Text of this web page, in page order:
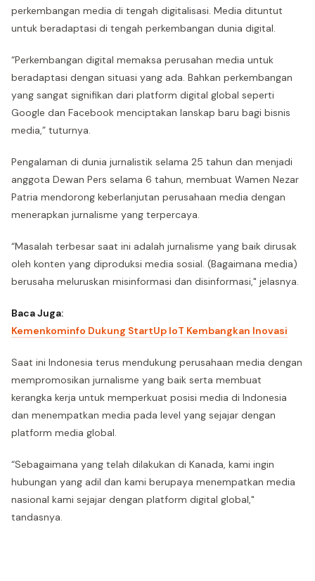
perkembangan media di tengah digitalisasi. Media dituntut
untuk beradaptasi di tengah perkembangan dunia digital.
“Perkembangan digital memaksa perusahan media untuk
beradaptasi dengan situasi yang ada. Bahkan perkembangan
yang sangat signifikan dari platform digital global seperti
Google dan Facebook menciptakan lanskap baru bagi bisnis
media,” tuturnya.
Pengalaman di dunia jurnalistik selama 25 tahun dan menjadi
anggota Dewan Pers selama 6 tahun, membuat Wamen Nezar
Patria mendorong keberlanjutan perusahaan media dengan
menerapkan jurnalisme yang terpercaya.
“Masalah terbesar saat ini adalah jurnalisme yang baik dirusak
oleh konten yang diproduksi media sosial. (Bagaimana media)
berusaha meluruskan misinformasi dan disinformasi," jelasnya.
Baca Juga:
Kemenkominfo Dukung StartUp IoT Kembangkan Inovasi
Saat ini Indonesia terus mendukung perusahaan media dengan
mempromosikan jurnalisme yang baik serta membuat
kerangka kerja untuk memperkuat posisi media di Indonesia
dan menempatkan media pada level yang sejajar dengan
platform media global.
“Sebagaimana yang telah dilakukan di Kanada, kami ingin
hubungan yang adil dan kami berupaya menempatkan media
nasional kami sejajar dengan platform digital global,"
tandasnya.